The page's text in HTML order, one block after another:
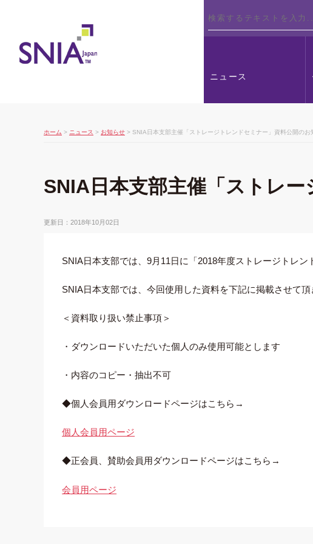
ニュース
ホーム > ニュース > お知らせ > SNIA日本支部主催「ストレージトレンドセミナー」資料公開のお
SNIA日本支部主催「ストレ
更新日：2018年10月02日
SNIA日本支部では、9月11日に「2018年度ストレージトレン
SNIA日本支部では、今回使用した資料を下記に掲載させて
＜資料取り扱い禁止事項＞
・ダウンロードいただいた個人のみ使用可能とします
・内容のコピー・抽出不可
◆個人会員用ダウンロードページはこちら→
個人会員用ページ
◆正会員、賛助会員用ダウンロードページはこちら→
会員用ページ